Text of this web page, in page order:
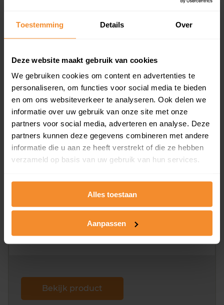
Toestemming Details Over
Deze website maakt gebruik van cookies
We gebruiken cookies om content en advertenties te
personaliseren, om functies voor social media te bieden
en om ons websiteverkeer te analyseren. Ook delen we
informatie over uw gebruik van onze site met onze
partners voor social media, adverteren en analyse. Deze
partners kunnen deze gegevens combineren met andere
informatie die u aan ze heeft verstrekt of die ze hebben
verzameld op basis van uw gebruik van hun services.
Alles toestaan
Aanpassen
Een overzicht van alle verkochte woningen (koopsom
inclusief een jaar lang gratis updates van nieuwe
Bekijk product
Direct leverbaar
Kadastrale kaart pakket
Alleen globale ligging perceel
Een uitgebreid overzicht van het perceel en
omliggende percelen met de kadastrale erfgrenzen,
dit inclusief de luchtfoto!
Bekijk product